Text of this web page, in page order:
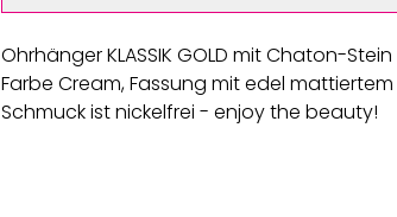
Ohrhänger KLASSIK GOLD mit Chaton-
Farbe Cream, Fassung mit edel
Schmuck ist nickelfrei - enjoy the beauty!